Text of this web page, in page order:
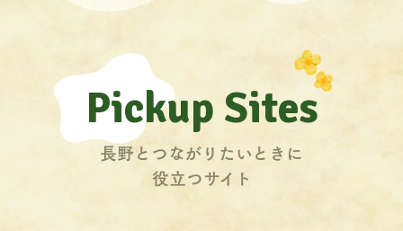
Pickup Sites
長野とつながりたいときに
役立つサイト